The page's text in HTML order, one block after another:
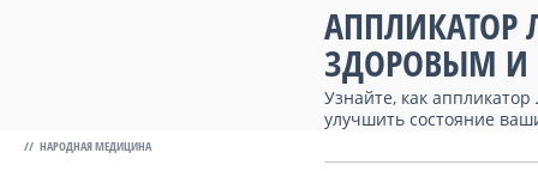
АППЛИКАТОР
ЗДОРОВЫМ И
Узнайте, как
улучшить состояние
// НАРОДНАЯ МЕДИЦИНА